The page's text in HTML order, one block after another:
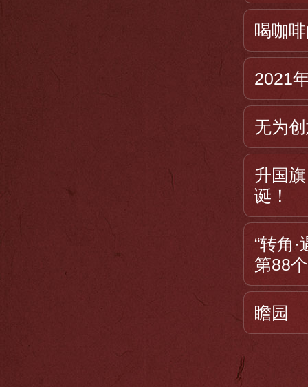
1407年7月也
队乘坐海船出
百四十多条官
的国家也有三
郑和下西洋加
次下西洋的经
国的途中，他
和下西洋的经
郑和下西洋曾
家，到达最远
喝咖
2021
无为
升国
诞！
“转角
第88
瞻园